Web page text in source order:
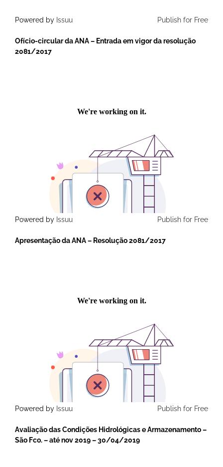
Powered by Issuu Publish for Free
Ofício-circular da ANA – Entrada em vigor da resolução
2081/2017
Powered by Issuu Publish for Free
Apresentação da ANA – Resolução 2081/2017
Powered by Issuu Publish for Free
Avaliação das Condições Hidrológicas e Armazenamento –
São Fco. – até nov 2019 – 30/04/2019